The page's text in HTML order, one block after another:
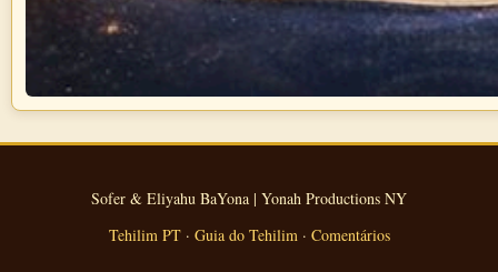
Sofer & Eliyahu BaYona | Yonah Productions NY
Tehilim PT· Guia do Tehilim· Comentários